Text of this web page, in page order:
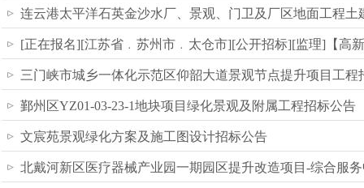
连云港太平洋石英金沙水厂、景观、门卫及厂区地面工程土
[正在报名][江苏省﹒苏州市﹒太仓市][公开招标][监理]【高
三门峡市城乡一体化示范区仰韶大道景观节点提升项目工程
鄞州区YZ01-03-23-1地块项目绿化景观及附属工程招标公告
文宸苑景观绿化方案及施工图设计招标公告
北戴河新区医疗器械产业园一期园区提升改造项目-综合服